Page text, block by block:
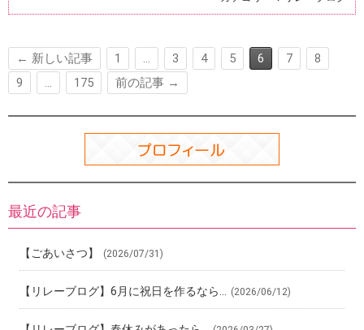
o
o
k
a
t
← 新しい記事 1 … 3 4 5 6 7
8
9
… 175 前の記事 →
最近の記事
【ごあいさつ】 (2026/07/31)
【リレーブログ】6月に祝日を作るなら… (2026/06/12)